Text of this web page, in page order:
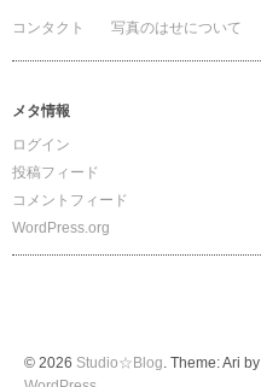
コンタクト
写真のはせについて
メタ情報
ログイン
投稿フィード
コメントフィード
WordPress.org
© 2026 Studio☆Blog . Theme: Ari by